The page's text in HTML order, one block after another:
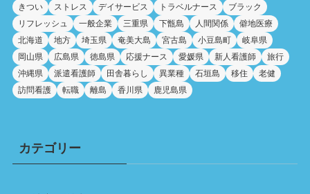
きつい ストレス デイサービス トラベルナース
ブラック
リフレッシュ
一般企業 三重県 下甑島 人間関係
僻地医療
北海道
地方 埼玉県 奄美大島 宮古島 小豆島町
岐阜県
岡山県
広島県 徳島県 応援ナース 愛媛県 新人看護師
旅行
沖縄県
派遣看護師 田舎暮らし 異業種 石垣島 移住
老健
訪問看護
転職 離島 香川県 鹿児島県
カテゴリー